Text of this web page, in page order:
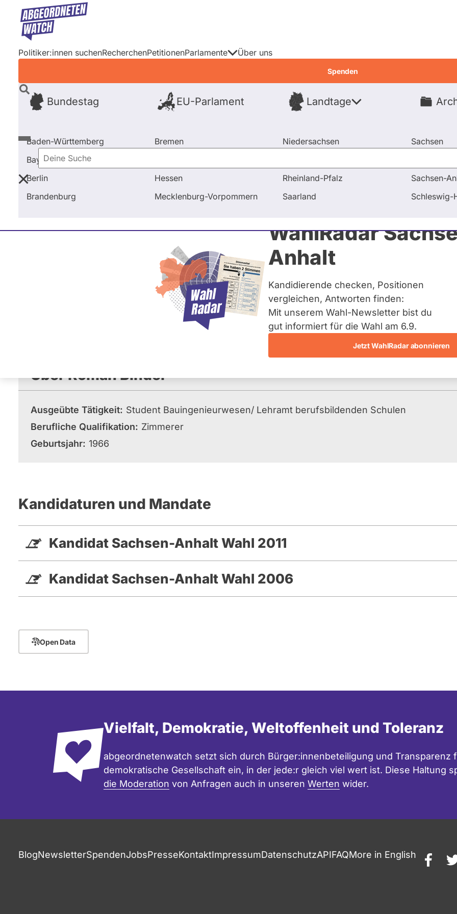
Direkt
Inhalt
Politiker:innen suchenRecherchenPetitionenParlamente
Bundestag EU-Parlament Landtage
Baden-Württemberg
Bayern
Berlin
Brandenburg
Bremen
Hessen
Mecklenburg-Vorpommern
Niedersachsen
Rheinland-Pfalz
Saarland
Sachsen
Sachsen-
Schleswig-
Über uns
Spenden
Deine
Suche
WahlRadar
Anhalt
Kandidierende checken, Positionen
vergleichen, Antworten finden:
Mit unserem Wahl-Newsletter bist du
gut informiert für die Wahl am 6.9.
Jetzt WahlRadar abonnieren
Startseite Frage stellen Roman Binder
Roman Binder
BÜNDNIS 90/­DIE GRÜNEN
Dieser Politiker hat kein aktuelles und kein zukünftiges
Mandat und keine Direktandidatur auf Landes-, Bundes-
oder EU-Ebene. Mögliche Kandidaturen über eine
Wahlliste werden bei uns nicht erfasst.
Über Roman Binder
Ausgeübte Tätigkeit
Student Bauingenieurwesen/ Lehramt berufsbildenden Schulen
Berufliche Qualifikation
Zimmerer
Geburtsjahr 1966
Kandidaturen und Mandate
Kandidat Sachsen-Anhalt Wahl 2011
Kandidat Sachsen-Anhalt Wahl 2006
Open Data
Vielfalt, Demokratie, Weltoffenheit und Toleranz
abgeordnetenwatch setzt sich durch Bürger:innenbeteiligung und Transparenz
demokratische Gesellschaft ein, in der jede:r gleich viel wert ist. Diese Haltung
die Moderation von Anfragen auch in unseren Werten wider.
BlogNewsletterSpendenJobsPresseKontaktImpressumDatenschutzAPIFAQMore in English